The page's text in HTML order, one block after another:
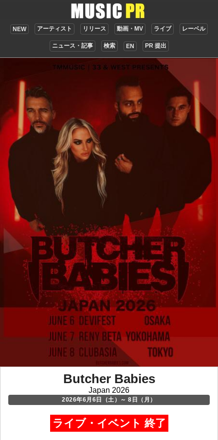
NEW アーティスト リリース 動画・MV ライブ レーベル
ニュース・記事 検索 EN PR 提出
Butcher Babies
Japan 2026
2026年6月6日（土）～ 8日（月）
ライブ・イベント 終了